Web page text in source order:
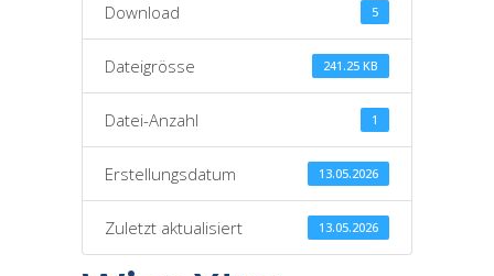
Download 5
Dateigrösse 241.25 KB
Datei-Anzahl 1
Erstellungsdatum 13.05.2026
Zuletzt aktualisiert 13.05.2026